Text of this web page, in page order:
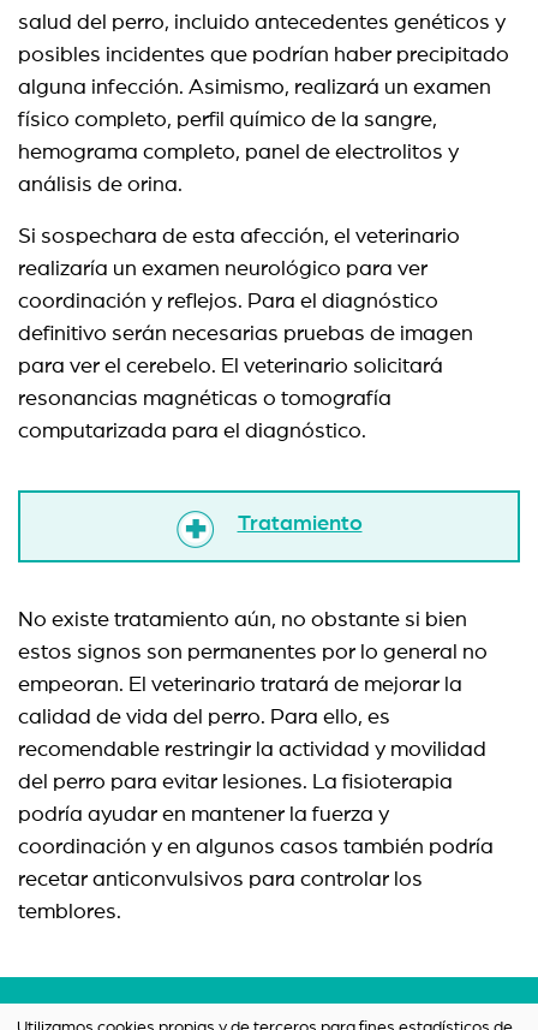
salud del perro, incluido antecedentes genéticos y
posibles incidentes que podrían haber precipitado
alguna infección. Asimismo, realizará un examen
físico completo, perfil químico de la sangre,
hemograma completo, panel de electrolitos y
análisis de orina.
Si sospechara de esta afección, el veterinario
realizaría un examen neurológico para ver
coordinación y reflejos. Para el diagnóstico
definitivo serán necesarias pruebas de imagen
para ver el cerebelo. El veterinario solicitará
resonancias magnéticas o tomografía
computarizada para el diagnóstico.
Tratamiento
No existe tratamiento aún, no obstante si bien
estos signos son permanentes por lo general no
empeoran. El veterinario tratará de mejorar la
calidad de vida del perro. Para ello, es
recomendable restringir la actividad y movilidad
del perro para evitar lesiones. La fisioterapia
podría ayudar en mantener la fuerza y
coordinación y en algunos casos también podría
recetar anticonvulsivos para controlar los
temblores.
Términos y condiciones